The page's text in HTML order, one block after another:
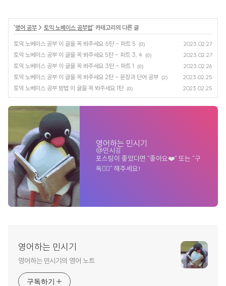
'영어 공부 > 토익 노베이스 공부법' 카테고리의 다른 글
토익 노베이스 공부 이 글을 꼭 봐주세요 6탄 - 파트 5 (0) 2023.02.27
토익 노베이스 공부 이 글을 꼭 봐주세요 5탄 - 파트 3, 4 (0) 2023.02.27
토익 노베이스 공부 이 글을 꼭 봐주세요 3탄 - 파트 1 (0) 2023.02.26
토익 노베이스 공부 이 글을 꼭 봐주세요 2탄 - 문장과 단어 공부 (2) 2023.02.25
토익 노베이스 공부 방법 이 글을 꼭 봐주세요 1탄 (0) 2023.02.25
영어하는 민시기
@민시깅
포스팅이 좋았다면 "좋아요❤️" 또는 "구
독👍🏻" 해주세요!
영어하는 민시기
영어하는 민시기의 영어 노트
구독하기